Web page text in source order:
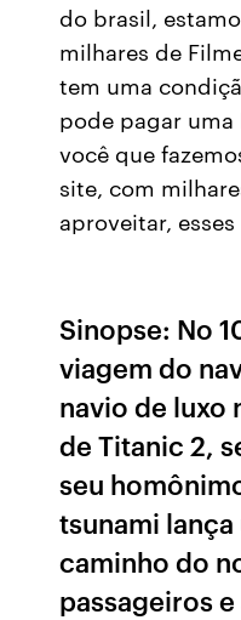
do brasil,
milhares de
tem uma
pode pagar
você que
site, com
aproveitar, esses
Sinopse: No
viagem do
navio de luxo
de Titanic 2,
seu
tsunami
caminho do
passageiros